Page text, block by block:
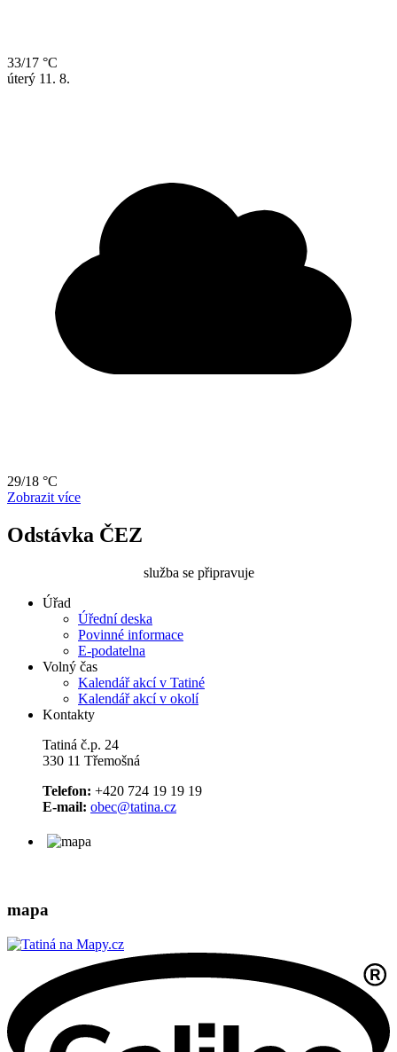
33/17 °C
úterý 11. 8.
29/18 °C
Zobrazit více
Odstávka ČEZ
služba se připravuje
Úřad
Úřední deska
Povinné informace
E-podatelna
Volný čas
Kalendář akcí v Tatiné
Kalendář akcí v okolí
Kontakty
Tatiná č.p. 24
330 11 Třemošná
Telefon: +420 724 19 19 19
E-mail: obec@tatina.cz
mapa